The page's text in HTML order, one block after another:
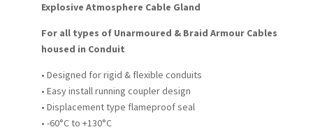
Explosive Atmosphere Cable Gland
For all types of Unarmoured & Braid Armour Cables
housed in Conduit
• Designed for rigid & flexible conduits
• Easy install running coupler design
• Displacement type flameproof seal
• -60°C to +130°C